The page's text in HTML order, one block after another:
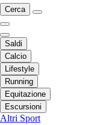
Cerca
Saldi
Calcio
Lifestyle
Running
Equitazione
Escursioni
Altri Sport